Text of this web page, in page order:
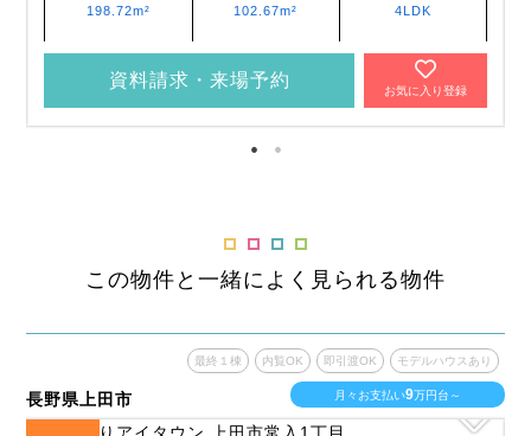
198.72m²
102.67m²
4LDK
資料請求・来場予約
お気に入り登録
この物件と一緒によく見られる物件
長野県上田市
最終１棟 内覧OK 即引渡OK モデルハウスあり
月々お支払い8万円台～